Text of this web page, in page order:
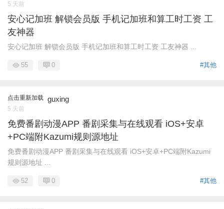
5 天前
安心记加班 解锁会员版 手机记加班和算工时工资 工
友神器
安心记加班 解锁会员版 手机记加班和算工时工资 工友神器 ...
#其他
55 0
点击重新加载 guxing
5 天前
免费番剧动漫APP 番剧采集与在线观看 iOS+安卓
+PC端附Kazumi规则源地址
免费番剧动漫APP 番剧采集与在线观看 iOS+安卓+PC端附Kazumi
规则源地址 ...
#其他
52 0